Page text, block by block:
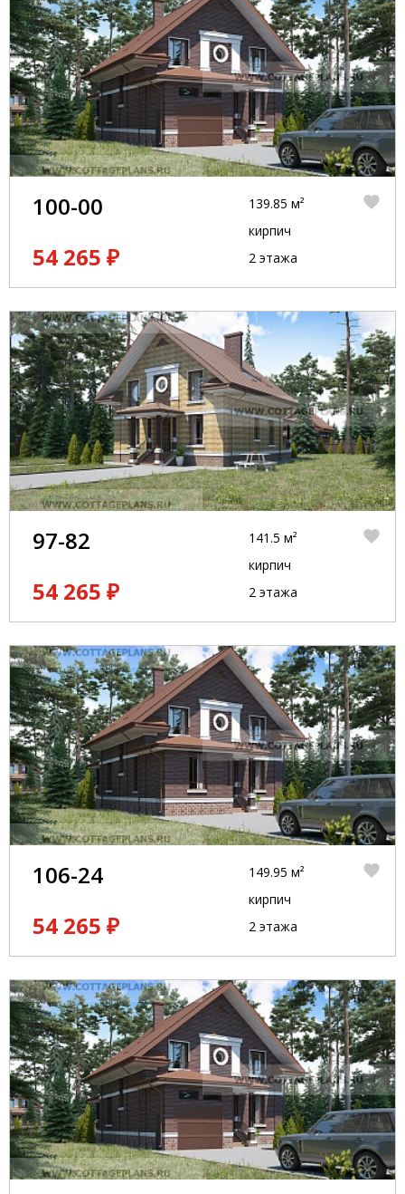
100-00
54 265 ₽
139.85 м²
кирпич
2 этажа
97-82
54 265 ₽
141.5 м²
кирпич
2 этажа
106-24
54 265 ₽
149.95 м²
кирпич
2 этажа